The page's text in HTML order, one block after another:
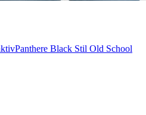
Panthere Black Stil Old School